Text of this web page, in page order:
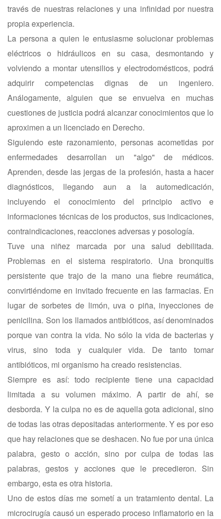
través de nuestras relaciones y una infinidad por nuestra
propia experiencia.
La persona a quien le entusiasme solucionar problemas
eléctricos o hidráulicos en su casa, desmontando y
volviendo a montar utensilios y electrodomésticos, podrá
adquirir competencias dignas de un ingeniero.
Análogamente, alguien que se envuelva en muchas
cuestiones de justicia podrá alcanzar conocimientos que lo
aproximen a un licenciado en Derecho.
Siguiendo este razonamiento, personas acometidas por
enfermedades desarrollan un "algo" de médicos.
Aprenden, desde las jergas de la profesión, hasta a hacer
diagnósticos, llegando aun a la automedicación,
incluyendo el conocimiento del principio activo e
informaciones técnicas de los productos, sus indicaciones,
contraindicaciones, reacciones adversas y posología.
Tuve una niñez marcada por una salud debilitada.
Problemas en el sistema respiratorio. Una bronquitis
persistente que trajo de la mano una fiebre reumática,
convirtiéndome en invitado frecuente en las farmacias. En
lugar de sorbetes de limón, uva o piña, inyecciones de
penicilina. Son los llamados antibióticos, así denominados
porque van contra la vida. No sólo la vida de bacterias y
virus, sino toda y cualquier vida. De tanto tomar
antibióticos, mi organismo ha creado resistencias.
Siempre es así: todo recipiente tiene una capacidad
limitada a su volumen máximo. A partir de ahí, se
desborda. Y la culpa no es de aquella gota adicional, sino
de todas las otras depositadas anteriormente. Y es por eso
que hay relaciones que se deshacen. No fue por una única
palabra, gesto o acción, sino por culpa de todas las
palabras, gestos y acciones que le precedieron. Sin
embargo, esta es otra historia.
Uno de estos días me sometí a un tratamiento dental. La
microcirugía causó un esperado proceso inflamatorio en la